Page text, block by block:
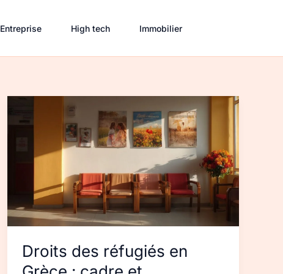
Entreprise High tech Immobilier
Droits des réfugiés en
des
cadre
et